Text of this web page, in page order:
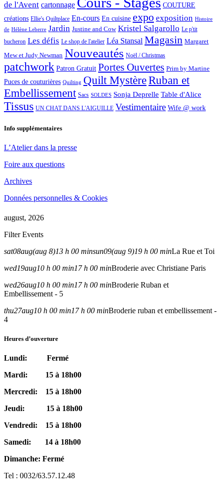
de l'Avent cartonnage
COUTURE
créations Ellie's Quiltplace En-cours En cuisine expo exposition Histoire
de Hélène Leberre Jardin Justine and Cow Kristel Salgarollo Le p'tit
bucheron Les défis Le shop de l'atelier Léa Stansal Magasin Margaret
Mew et Judy Newman Nouveautés Noël / Christmas
patchwork Patron Gratuit Portes Ouvertes Prim by Martine
Puces de couturières Quilting Quilt MystèreRuban et
Embellissement Sacs SOLDES Sonja Deprelle Table d'Alice
Tissus UN CHAT DANS L'AIGUILLE Vestimentaire Wife @ work
Info supplémentaires
L’Atelier dans la presse
Foire aux questions
Archives
Données personnelles & Cookies
august, 2026
Filter Events
sat08aug(aug 8)13 h 00 minsun09(aug 9)19 h 00 minLa Rue et Toi
wed19aug10 h 00 min17 h 00 minBroderie avec Christiane Paris
wed26aug10 h 00 min17 h 00 minBroderie Ruban et
Embellissement - 5
thu27aug10 h 00 min17 h 00 minBroderie ruban et embellissement -
4
Heures d’ouverture
Lundi: Fermé
Mardi: 15 à 18h00
Mercredi: 15 à 18h00
Jeudi: 15 à 18h00
Vendredi: 15 à 18h00
Samedi: 14 à 18h00
Dimanche: Fermé
Tel : 0032/63.57.12.48